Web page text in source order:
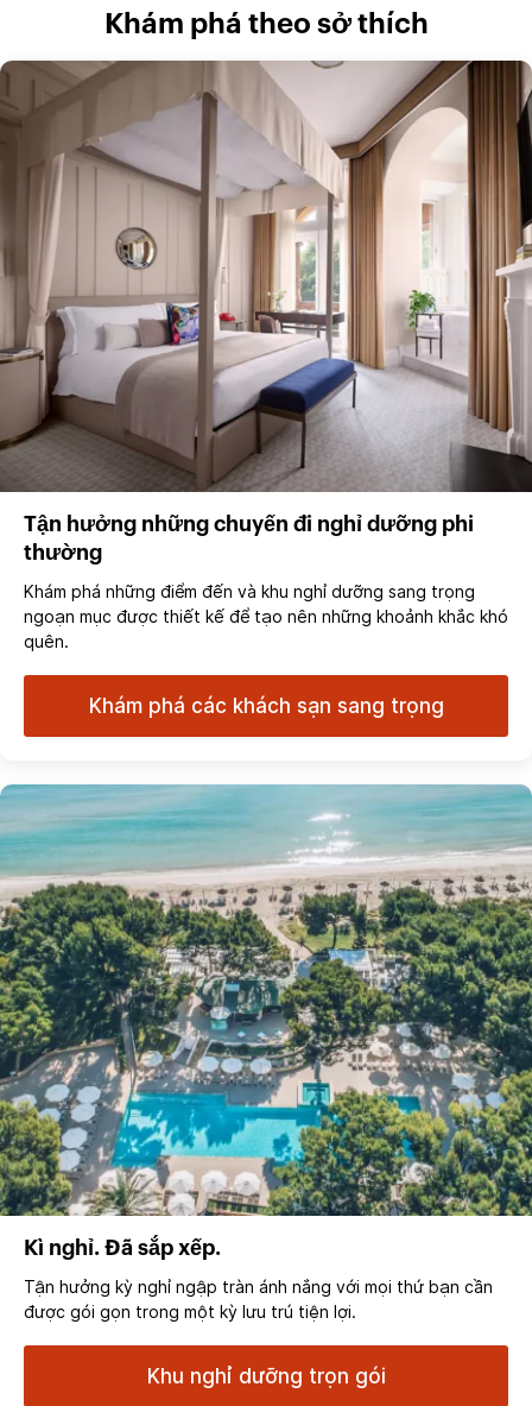
Khám phá theo sở thích
Tận hưởng những chuyến đi nghỉ dưỡng phi
thường
Khám phá những điểm đến và khu nghỉ dưỡng sang trọng
ngoạn mục được thiết kế để tạo nên những khoảnh khắc khó
quên.
Khám phá các khách sạn sang trọng
Kì nghỉ. Đã sắp xếp.
Tận hưởng kỳ nghỉ ngập tràn ánh nắng với mọi thứ bạn cần
được gói gọn trong một kỳ lưu trú tiện lợi.
Khu nghỉ dưỡng trọn gói